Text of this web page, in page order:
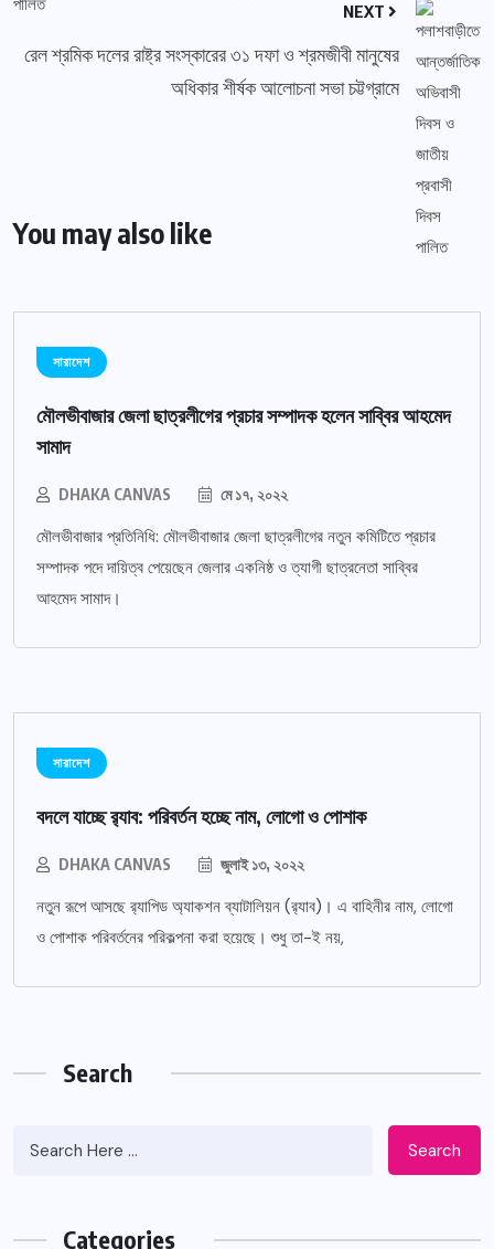
NEXT
রেল শ্রমিক দলের রাষ্ট্র সংস্কারের ৩১ দফা ও শ্রমজীবী মানুষের
অধিকার শীর্ষক আলোচনা সভা চট্টগ্রামে
You may also like
সারাদেশ
মৌলভীবাজার জেলা ছাত্রলীগের প্রচার সম্পাদক হলেন সাব্বির আহমেদ
সামাদ
DHAKA CANVAS মে ১৭, ২০২২
মৌলভীবাজার প্রতিনিধি: মৌলভীবাজার জেলা ছাত্রলীগের নতুন কমিটিতে প্রচার
সম্পাদক পদে দায়িত্ব পেয়েছেন জেলার একনিষ্ঠ ও ত্যাগী ছাত্রনেতা সাব্বির
আহমেদ সামাদ।
সারাদেশ
বদলে যাচ্ছে র‌্যাব: পরিবর্তন হচ্ছে নাম, লোগো ও পোশাক
DHAKA CANVAS জুলাই ১৩, ২০২২
নতুন রূপে আসছে র‌্যাপিড অ্যাকশন ব্যাটালিয়ন (র‌্যাব)। এ বাহিনীর নাম, লোগো
ও পোশাক পরিবর্তনের পরিকল্পনা করা হয়েছে। শুধু তা-ই নয়,
Search
Search
Categories